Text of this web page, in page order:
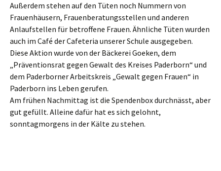
Außerdem stehen auf den Tüten noch Nummern von
Frauenhäusern, Frauenberatungsstellen und anderen
Anlaufstellen für betroffene Frauen. Ähnliche Tüten wurden
auch im Café der Cafeteria unserer Schule ausgegeben.
Diese Aktion wurde von der Bäckerei Goeken, dem
„Präventionsrat gegen Gewalt des Kreises Paderborn“ und
dem Paderborner Arbeitskreis „Gewalt gegen Frauen“ in
Paderborn ins Leben gerufen.
Am frühen Nachmittag ist die Spendenbox durchnässt, aber
gut gefüllt. Alleine dafür hat es sich gelohnt,
sonntagmorgens in der Kälte zu stehen.